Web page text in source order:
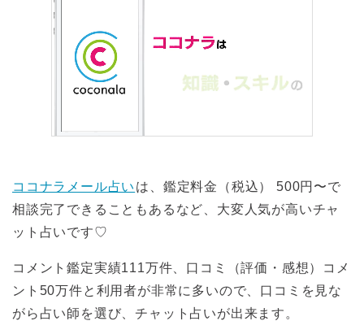
ココナラメール占い は、鑑定料金（税込） 500円〜で
相談完了できることもあるなど、大変人気が高いチャ
ット占いです♡
コメント鑑定実績111万件、口コミ（評価・感想）コメ
ント50万件と利用者が非常に多いので、口コミを見な
がら占い師を選び、チャット占いが出来ます。